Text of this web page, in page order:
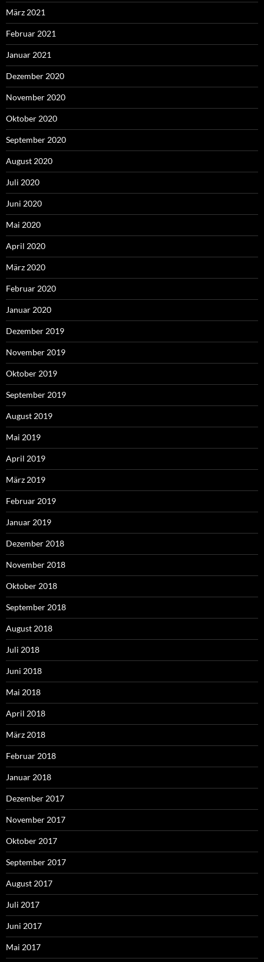
März 2021
Februar 2021
Januar 2021
Dezember 2020
November 2020
Oktober 2020
September 2020
August 2020
Juli 2020
Juni 2020
Mai 2020
April 2020
März 2020
Februar 2020
Januar 2020
Dezember 2019
November 2019
Oktober 2019
September 2019
August 2019
Mai 2019
April 2019
März 2019
Februar 2019
Januar 2019
Dezember 2018
November 2018
Oktober 2018
September 2018
August 2018
Juli 2018
Juni 2018
Mai 2018
April 2018
März 2018
Februar 2018
Januar 2018
Dezember 2017
November 2017
Oktober 2017
September 2017
August 2017
Juli 2017
Juni 2017
Mai 2017